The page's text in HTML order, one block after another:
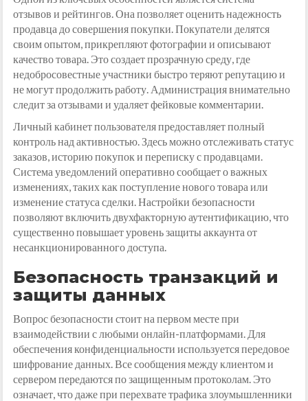
отзывов и рейтингов. Она позволяет оценить надежность
продавца до совершения покупки. Покупатели делятся
своим опытом, прикрепляют фотографии и описывают
качество товара. Это создает прозрачную среду, где
недобросовестные участники быстро теряют репутацию и
не могут продолжить работу. Администрация внимательно
следит за отзывами и удаляет фейковые комментарии.
Личный кабинет пользователя предоставляет полный
контроль над активностью. Здесь можно отслеживать статус
заказов, историю покупок и переписку с продавцами.
Система уведомлений оперативно сообщает о важных
изменениях, таких как поступление нового товара или
изменение статуса сделки. Настройки безопасности
позволяют включить двухфакторную аутентификацию, что
существенно повышает уровень защиты аккаунта от
несанкционированного доступа.
Безопасность транзакций и
защиты данных
Вопрос безопасности стоит на первом месте при
взаимодействии с любыми онлайн-платформами. Для
обеспечения конфиденциальности используется передовое
шифрование данных. Все сообщения между клиентом и
сервером передаются по защищенным протоколам. Это
означает, что даже при перехвате трафика злоумышленники